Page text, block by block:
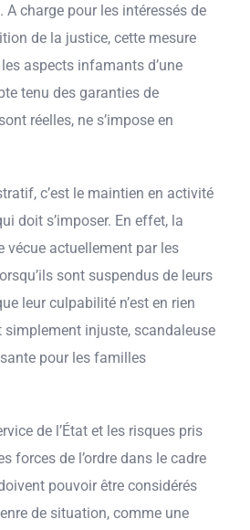
A charge pour les intéressés de
de la justice, cette mesure
aspects infamants d’une
tenu des garanties de
réelles, ne s’impose en
c’est le maintien en activité
doit s’imposer. En effet, la
vécue actuellement par les
sont suspendus de leurs
leur culpabilité n’est en rien
simplement injuste, scandaleuse
pour les familles
de l’État et les risques pris
forces de l’ordre dans le cadre
pouvoir être considérés
de situation, comme une